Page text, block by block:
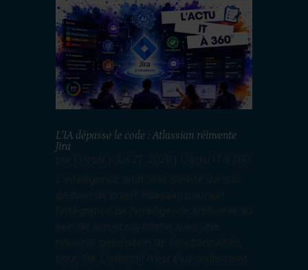
L’IA dépasse le code : Atlassian réinvente
Jira